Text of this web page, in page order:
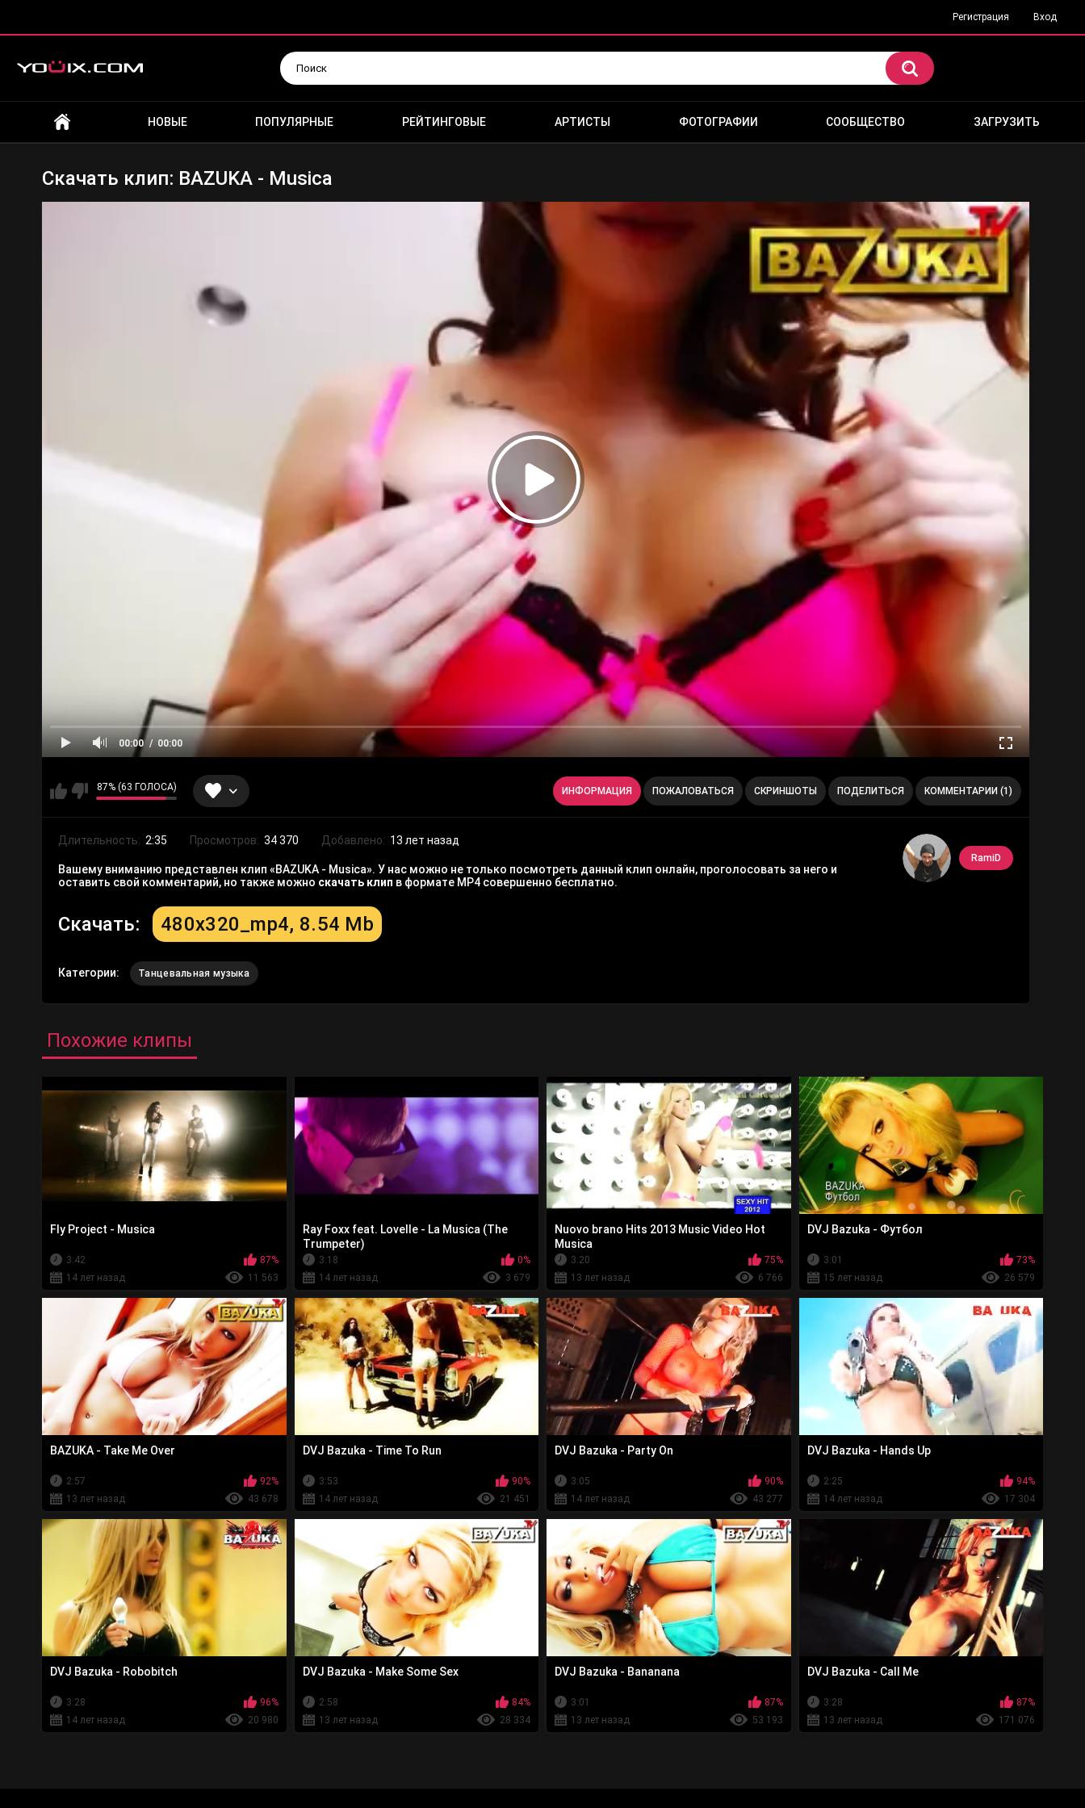
Регистрация Вход
НОВЫЕ ПОПУЛЯРНЫЕ РЕЙТИНГОВЫЕ АРТИСТЫ ФОТОГРАФИИ СООБЩЕСТВО ЗАГРУЗИТЬ
Скачать клип: BAZUKA - Musica
00:00 00:00
87% (63 ГОЛОСА) ИНФОРМАЦИЯ ПОЖАЛОВАТЬСЯ СКРИНШОТЫ ПОДЕЛИТЬСЯ КОММЕНТАРИИ (1)
RamiD
Длительность: 2:35 Просмотров: 34 370 Добавлено: 13 лет назад
Вашему вниманию представлен клип «BAZUKA - Musica». У нас можно не только посмотреть данный клип онлайн, проголосовать за него и
оставить свой комментарий, но также можно скачать клип в формате MP4 совершенно бесплатно.
Скачать: 480x320_mp4, 8.54 Mb
Категории: Танцевальная музыка
Похожие клипы
Fly Project - Musica
3:42
87%
14 лет назад
11 563
Ray Foxx feat. Lovelle - La Musica (The
Trumpeter)
3:18
0%
14 лет назад
3 679
Nuovo brano Hits 2013 Music Video Hot
Musica
3:20
75%
13 лет назад
6 766
DVJ Bazuka - Футбол
3:01
73%
15 лет назад
26 579
BAZUKA - Take Me Over
2:57
92%
13 лет назад
43 678
DVJ Bazuka - Time To Run
3:53
90%
14 лет назад
21 451
DVJ Bazuka - Party On
3:05
90%
14 лет назад
43 277
DVJ Bazuka - Hands Up
2:25
94%
14 лет назад
17 304
DVJ Bazuka - Robobitch
3:28
96%
14 лет назад
20 980
DVJ Bazuka - Make Some Sex
2:58
84%
13 лет назад
28 334
DVJ Bazuka - Bananana
3:01
87%
13 лет назад
53 193
DVJ Bazuka - Call Me
3:28
87%
13 лет назад
171 076